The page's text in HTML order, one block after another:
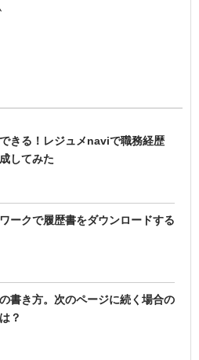
きる！レジュメnaviで職務経歴
してみた
ークで履歴書をダウンロードする
書き方。次のページに続く場合の
？